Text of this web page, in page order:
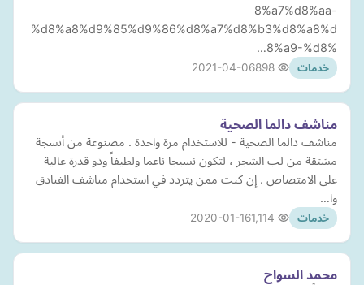
8%a7%d8%aa-
%d8%a8%d9%85%d9%86%d8%a7%d8%b3%d8%a8%d
8%a9-%d8%…
خدمات 2021-04-06
مناشف دالما الصحية
مناشف دالما الصحية - للاستخدام مرة واحدة . مصنوعة من أنسجة
مشتقة من لب الشجر ، لتكون نسيجا ناعما ولطيفاً وذو قدرة عالية
على الامتصاص . إن كنت ممن يتردد في استخدام مناشف الفنادق
وا…
خدمات 2020-01-16
محمد السواح